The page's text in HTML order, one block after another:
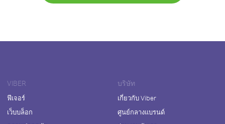
VIBER
ฟีเจอร์
เว็บบล็อก
บริษัท
เกี่ยวกับ Viber
ศูนย์กลางแบรนด์